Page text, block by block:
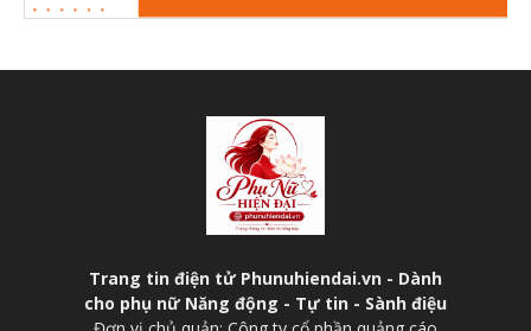
Trang tin điện tử Phunuhiendai.vn - Dành
cho phụ nữ Năng động - Tự tin - Sành điệu